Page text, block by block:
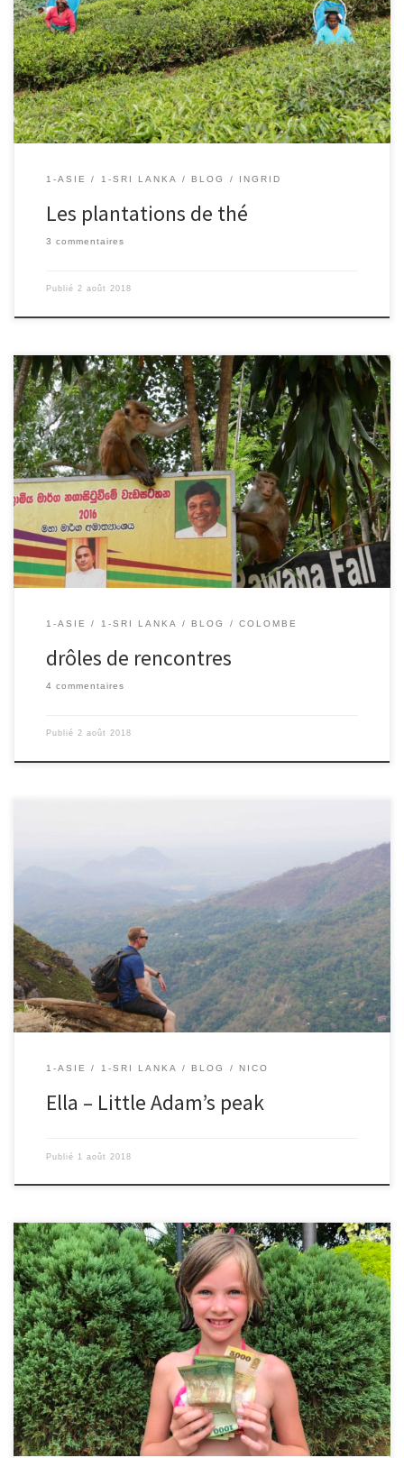
de l’origine du thé, la plus ancienne remonte à 2737 av J.C en
Chine. Mais qu’en est-il du thé Sri Lankais ? Le Sri Lanka a été une
colonie anglaise de 1802 à 1948. Dans les années 1830 la culture
du […]
1-ASIE 1-SRI LANKA BLOG INGRID
Les plantations de thé
3 commentaires
Publié 2 août 2018
02/08/2018 – Colombe Au Sri Lanka, nous faisons de drôles de
rencontres… Hier, par exemple, en rentrant dans notre
guesthouse (notre logement chez l’habitant), nous avons vu un
singe sur le bord de la route… puis 2, puis 3 et jusqu’à 9 singes en
même temps. Ils voulaient nous chipper […]
1-ASIE 1-SRI LANKA BLOG COLOMBE
drôles de rencontres
4 commentaires
Publié 2 août 2018
1/08/2018 – Nico 7h du matin, nous partons pour l’ascension du
Little Adam’s peak. Jamais je ne m’attendais à de tels paysages
pour une petite rando de mise en jambe !
1-ASIE 1-SRI LANKA BLOG NICO
Ella – Little Adam’s peak
Publié 1 août 2018
28/07/2018 – Mahaut C’est une ile au sud de l’Inde. Avant ce pays
s’appelait Ceylan. Sa population est de 22 millions d’habitants. Sa
superficie est de 66 mille km2 (c’est comme si la surface de la
France était un gâteau de 9 parts, le Sri Lanka correspondrait à une
de ces […]